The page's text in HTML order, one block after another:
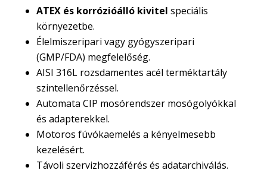
ATEX és korrózióálló kivitel speciális
környezetbe.
Élelmiszeripari vagy gyógyszeripari
(GMP/FDA) megfelelőség.
AISI 316L rozsdamentes acél terméktartály
szintellenőrzéssel.
Automata CIP mosórendszer mosógolyókkal
és adapterekkel.
Motoros fúvókaemelés a kényelmesebb
kezelésért.
Távoli szervizhozzáférés és adatarchiválás.